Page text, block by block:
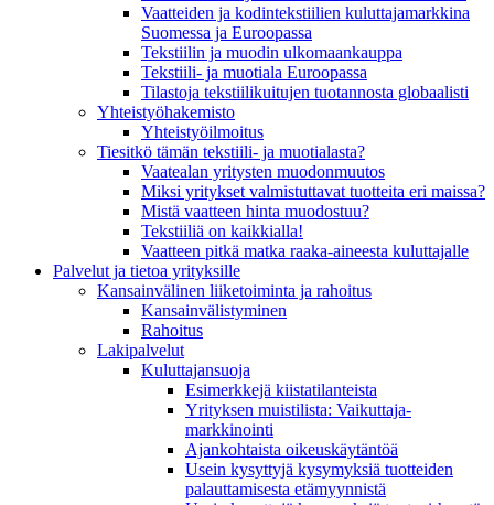
Vaatteiden ja kodintekstiilien kuluttajamarkkina
Suomessa ja Euroopassa
Tekstiilin ja muodin ulkomaankauppa
Tekstiili- ja muotiala Euroopassa
Tilastoja tekstiilikuitujen tuotannosta globaalisti
Yhteistyö­hakemisto
Yhteistyöilmoitus
Tiesitkö tämän tekstiili- ja muotialasta?
Vaatealan yritysten muodonmuutos
Miksi yritykset valmistuttavat tuotteita eri maissa?
Mistä vaatteen hinta muodostuu?
Tekstiiliä on kaikkialla!
Vaatteen pitkä matka raaka-aineesta kuluttajalle
Palvelut ja tietoa yrityksille
Kansainvälinen liiketoiminta ja rahoitus
Kansain­välistyminen
Rahoitus
Lakipalvelut
Kuluttajansuoja
Esimerkkejä kiistatilanteista
Yrityksen muistilista: Vaikuttaja­
markkinointi
Ajankohtaista oikeuskäytäntöä
Usein kysyttyjä kysymyksiä tuotteiden
palauttamisesta etämyynnistä